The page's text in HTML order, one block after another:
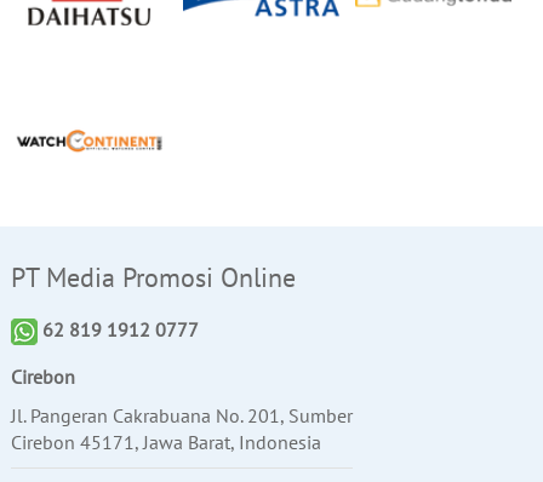
PT Media Promosi Online
62 819 1912 0777
Cirebon
Jl. Pangeran Cakrabuana No. 201, Sumber
Cirebon 45171, Jawa Barat, Indonesia